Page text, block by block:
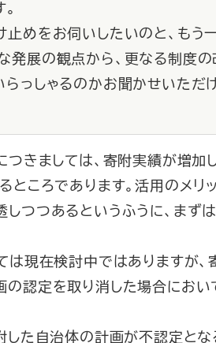
めをお伺いしたいのと、もう
発展の観点から、更なる制度
っしゃるのかお聞かせいただ
つきましては、寄附実績が増加
ころであります。活用のメリ
つつあるというふうに、まず
現在検討中ではありますが、
認定を取り消した場合におい
した自治体の計画が不認定とな